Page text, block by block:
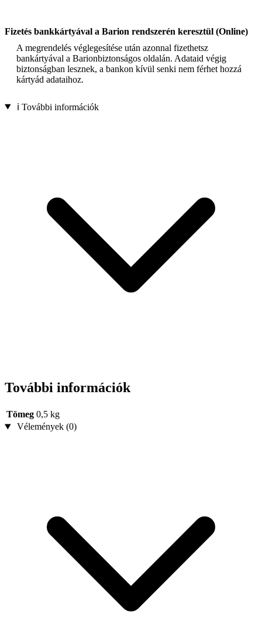
Fizetés bankkártyával a Barion rendszerén keresztül (Online)
A megrendelés véglegesítése után azonnal fizethetsz
bankártyával a Barionbiztonságos oldalán. Adataid végig
biztonságban lesznek, a bankon kívül senki nem férhet hozzá
kártyád adataihoz.
ℹ️ További információk
További információk
Tömeg 0,5 kg
Vélemények (0)